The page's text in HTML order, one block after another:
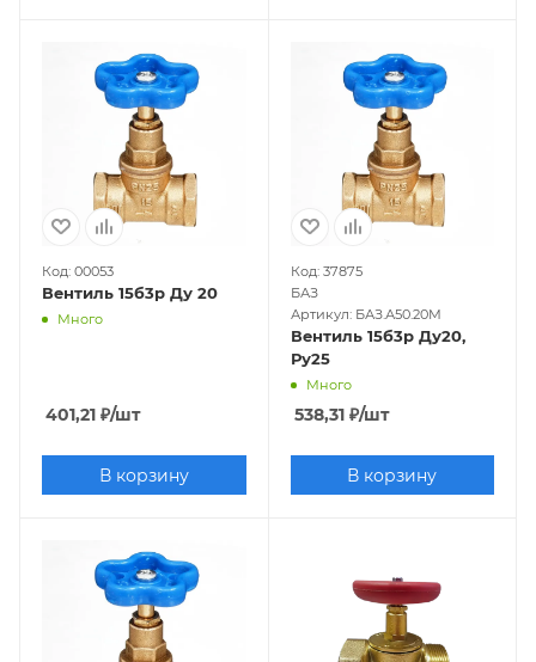
Код: 00053
Вентиль 15б3р Ду 20
Много
401,21 ₽/шт
В корзину
Код: 37875
БАЗ
Артикул: БАЗ.А50.20М
Вентиль 15б3р Ду20,
Ру25
Много
538,31₽/шт
В корзину